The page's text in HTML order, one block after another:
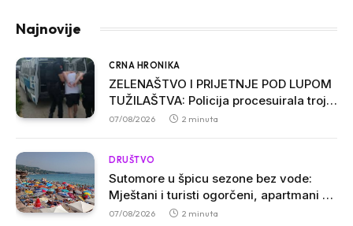
Najnovije
CRNA HRONIKA
ZELENAŠTVO I PRIJETNJE POD LUPOM
TUŽILAŠTVA: Policija procesuirala troje
osumnjičenih u Ulcinju
07/08/2026 2 minuta
DRUŠTVO
Sutomore u špicu sezone bez vode:
Mještani i turisti ogorčeni, apartmani se
prazne zbog višesatnih restrikcija
07/08/2026 2 minuta